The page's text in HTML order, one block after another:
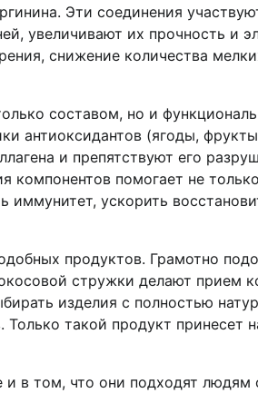
Эти соединения
увеличивают их прочность и
снижение количества
составом, но и
антиоксидантов (ягоды,
и препятствуют его
компонентов помогает не
иммунитет, ускорить
продуктов. Грамотно
стружки делают прием
изделия с полностью
Только такой продукт
и в том, что они подходят